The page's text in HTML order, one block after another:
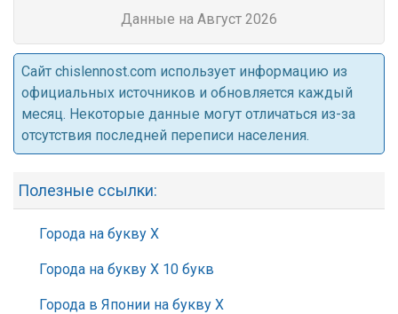
Данные на Август 2026
Cайт chislennost.com использует информацию из
официальных источников и обновляется каждый
месяц. Некоторые данные могут отличаться из-за
отсутствия последней переписи населения.
Полезные ссылки:
Города на букву Х
Города на букву Х 10 букв
Города в Японии на букву Х